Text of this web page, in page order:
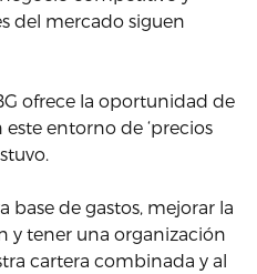
del mercado siguen
ofrece la oportunidad de
entorno de ‘precios
base de gastos, mejorar la
y tener una organización
cartera combinada y al